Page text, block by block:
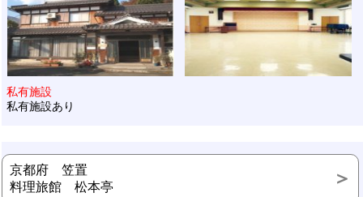
私有施設
私有施設あり
京都府 笠置
料理旅館 松本亭